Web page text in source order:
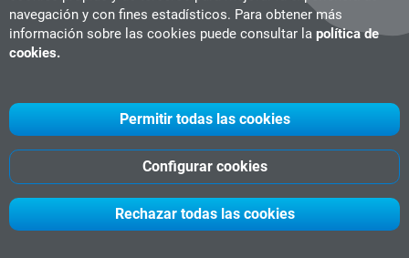
navegación y con fines estadísticos. Para obtener más
información sobre las cookies puede consultar la política de
cookies.
Rechazar todas las cookies
Configurar cookies
Permitir todas las cookies
Fecha de inicio: 05-10-2026
...y su papel en ámbitos como embedded systems, edge
computing, HPC y diseño de SoC. Para ello, trabaja...
Executive Supply Chain Management.
Operaciones y Logística
Máster de formación permanente 60 ECTS
Fecha de inicio:16-10-2026
...las Cosas (IoT) y sensores. Big Data (BD). Cloud Computing.